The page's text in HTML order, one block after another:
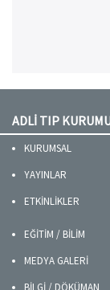
ADLİ TIP
KURUMSAL
YAYINLAR
ETKİNLİKLER
EĞİTİM / BİLİM
MEDYA GALERİ
BİLGİ / DÖKÜMAN